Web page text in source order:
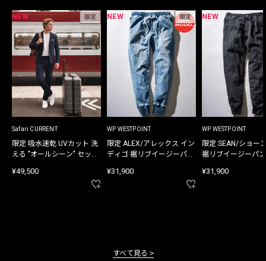
NEW 限定
Safari CURRENT
限定 吸水速乾 UVカット 洗
える "オールシーン" セット
¥49,500
NEW 限定
WP WESTPOINT
限定 ALEX/アレックス イン
ディゴ 裾リブイージーパン
¥31,900
NEW
WP WESTPOINT
限定 SEAN/ショー
裾リブイージーパ
¥31,900
すべて見る